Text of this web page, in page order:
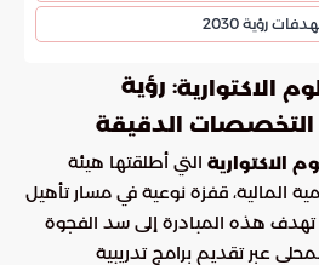
رؤية 2030
الاكتوارية: رؤية
التخصصات الدقيقة
الاكتوارية التي أطلقتها هيئة
المالية، قفزة نوعية في مسار تأهيل
تهدف هذه المبادرة إلى سد الفجوة
عبر تقديم برامج تدريبية